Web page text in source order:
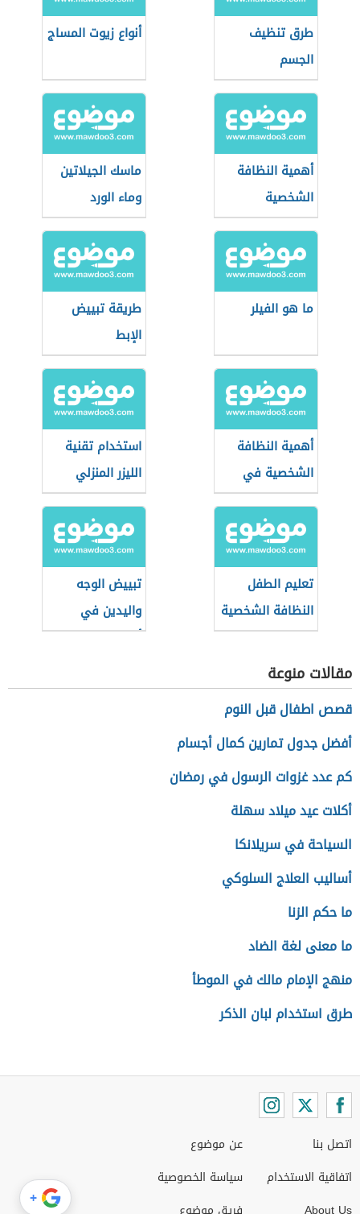
طرق تنظيف
الجسم
أنواع زيوت المساج
أهمية النظافة
الشخصية
ماسك الجيلاتين
وماء الورد
ما هو الفيلر
طريقة تبييض
الإبط
أهمية النظافة
الشخصية في
العمل
استخدام تقنية
الليزر المنزلي
تعليم الطفل
النظافة الشخصية
والاهتمام بنفسه
تبييض الوجه
واليدين في
أسبوع
مقالات منوعة
قصص اطفال قبل النوم
أفضل جدول تمارين كمال أجسام
كم عدد غزوات الرسول في رمضان
أكلات عيد ميلاد سهلة
السياحة في سريلانكا
أساليب العلاج السلوكي
ما حكم الزنا
ما معنى لغة الضاد
منهج الإمام مالك في الموطأ
طرق استخدام لبان الذكر
اتصل بنا
اتفاقية الاستخدام
عن موضوع
سياسة الخصوصية
+